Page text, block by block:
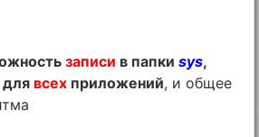
записи в папкиsys,
для всех приложений, и общее